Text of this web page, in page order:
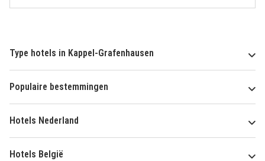
Type hotels in Kappel-Grafenhausen
Populaire bestemmingen
Hotels Nederland
Hotels België